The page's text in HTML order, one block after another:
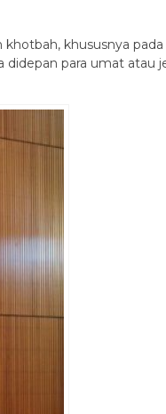
khususnya pada
didepan para umat atau